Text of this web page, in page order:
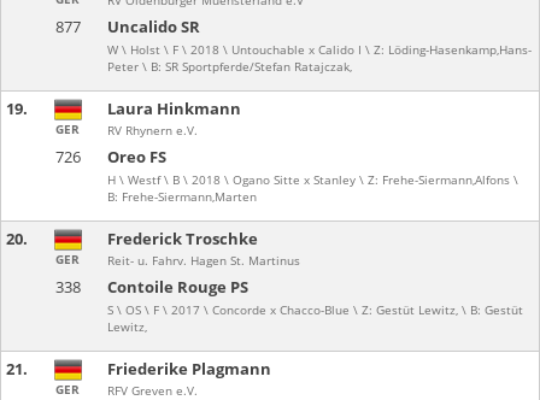
877 Uncalido SR
W \ Holst \ F \ 2018 \ Untouchable x Calido I \ Z: Löding-Hasenkamp,Hans-
Peter \ B: SR Sportpferde/Stefan Ratajczak,
19.
726 Oreo FS
H \ Westf \ B \ 2018 \ Ogano Sitte x Stanley \ Z: Frehe-Siermann,Alfons \
B: Frehe-Siermann,Marten
GER
Laura Hinkmann
RV Rhynern e.V.
20.
338 Contoile Rouge PS
S \ OS \ F \ 2017 \ Concorde x Chacco-Blue \ Z: Gestüt Lewitz, \ B: Gestüt
Lewitz,
GER
Frederick Troschke
Reit- u. Fahrv. Hagen St. Martinus
21.
GER
Friederike Plagmann
RFV Greven e.V.